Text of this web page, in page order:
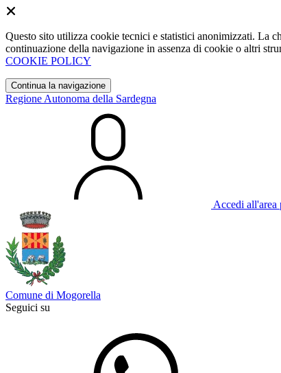
Questo sito utilizza cookie tecnici e statistici anonimizzati. La
continuazione della navigazione in assenza di cookie o altri
COOKIE POLICY
Continua la navigazione
Regione Autonoma della Sardegna
Accedi all'area
Comune di Mogorella
Seguici su